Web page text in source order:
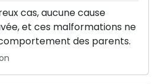
cas, aucune cause
et ces malformations ne
des parents.